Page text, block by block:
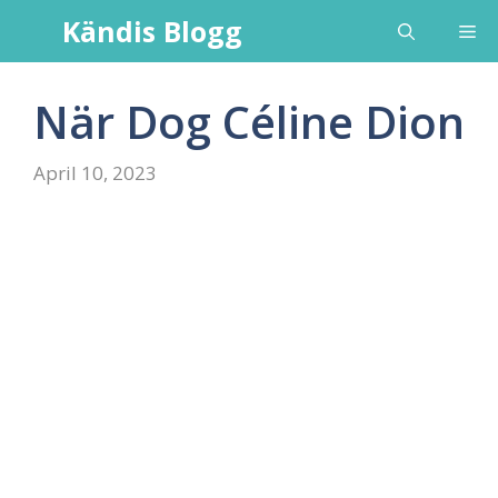
content
Kändis Blogg
När Dog Céline Dion
April 10, 2023